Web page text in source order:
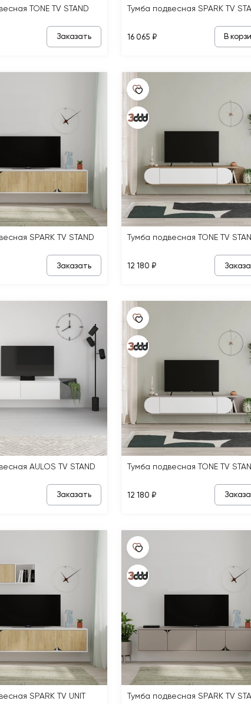
TONE TV STAND
Заказать
Тумба подвесная SPARK TV
16 065 ₽ В
SPARK TV STAND
Заказать
Тумба подвесная TONE TV
12 180 ₽
AULOS TV STAND
Заказать
Тумба подвесная TONE TV
12 180 ₽
SPARK TV UNIT Тумба подвесная SPARK TV